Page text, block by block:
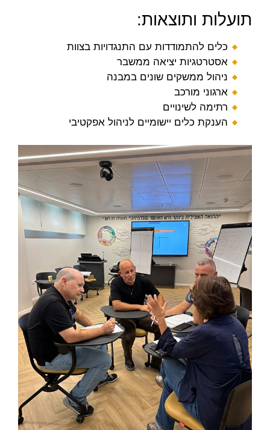
תועלות ותוצאות:
כלים להתמודדות עם התנגדויות בצוות
אסטרטגיות יציאה ממשבר
ניהול ממשקים שונים במבנה
ארגוני מורכב
רתימה לשינויים
הענקת כלים יישומיים לניהול אפקטיבי